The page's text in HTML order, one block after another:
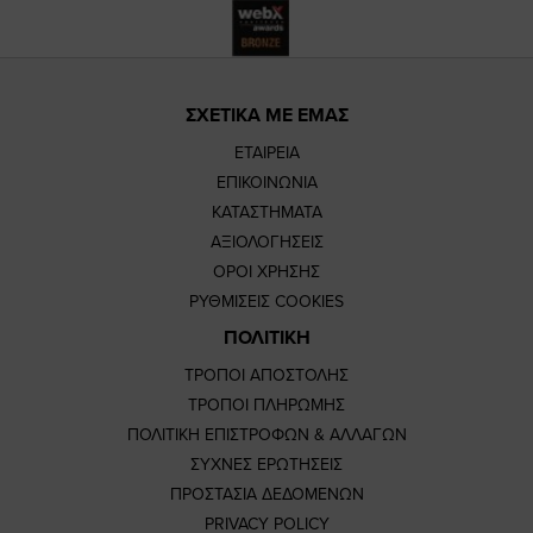
ΣΧΕΤΙΚΑ ΜΕ ΕΜΑΣ
ΕΤΑΙΡΕΙΑ
ΕΠΙΚΟΙΝΩΝΙΑ
ΚΑΤΑΣΤΗΜΑΤΑ
ΑΞΙΟΛΟΓΗΣΕΙΣ
ΟΡΟΙ ΧΡΗΣΗΣ
ΡΥΘΜΙΣΕΙΣ COOKIES
ΠΟΛΙΤΙΚΗ
ΤΡΟΠΟΙ ΑΠΟΣΤΟΛΗΣ
ΤΡΟΠΟΙ ΠΛΗΡΩΜΗΣ
ΠΟΛΙΤΙΚΗ ΕΠΙΣΤΡΟΦΩΝ & ΑΛΛΑΓΩΝ
ΣΥΧΝΕΣ ΕΡΩΤΗΣΕΙΣ
ΠΡΟΣΤΑΣΙΑ ΔΕΔΟΜΕΝΩΝ
PRIVACY POLICY